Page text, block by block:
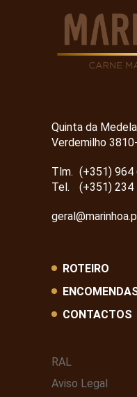
Quinta da
Verdemilho
Tlm. (+351) 964
Tel.
(+351) 234
ROTEIRO
CONTACTOS
RAL
Aviso Legal